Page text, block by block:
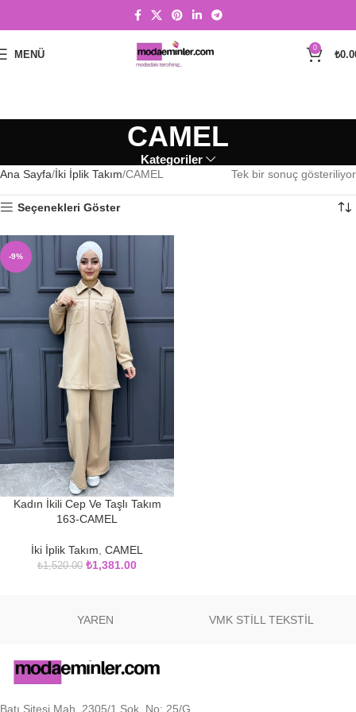
MENÜ
0
₺
CAMEL
Kategoriler
Ana Sayfa İki İplik Takım CAMEL Tek bir sonuç gösteriliyor
Seçenekleri Göster
-9%
Kadın İkili Cep Ve Taşlı Takım
163-CAMEL
İki İplik Takım CAMEL
₺1,520.00 ₺1,381.00
YAREN VMK STİLL TEKSTİL
Batı Sitesi Mah. 2305/1 Sok. No: 25/G